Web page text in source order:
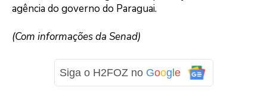
agência do governo do Paraguai.
(Com informações da Senad)
Siga o H2FOZ no Google